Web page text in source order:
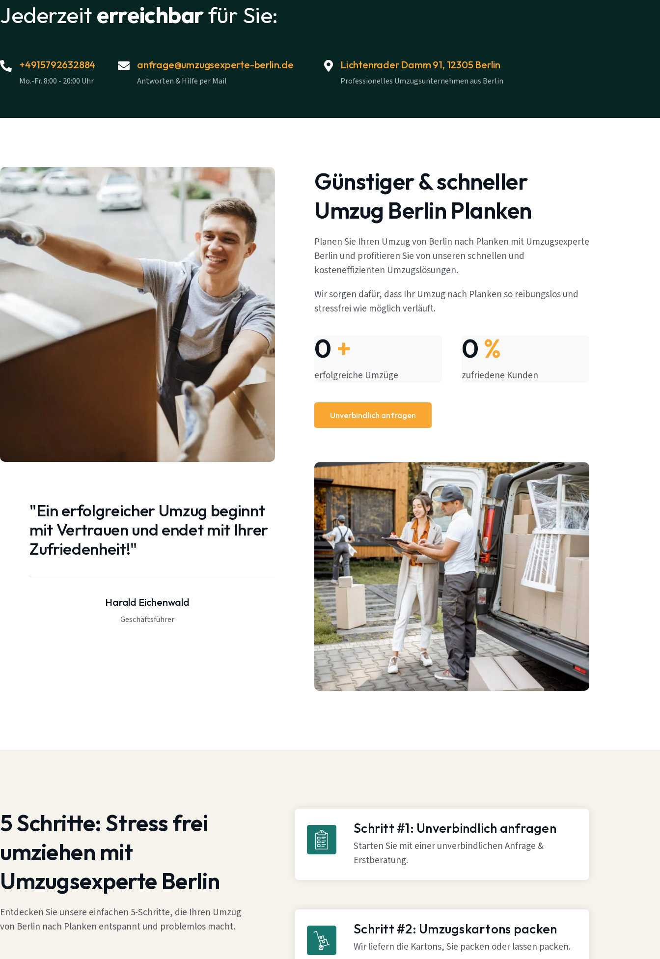
Jederzeiterreichbarfür Sie:
+4915792632884
Mo.-Fr. 8:00 - 20:00 Uhr
anfrage@umzugsexperte-berlin.de
Antworten & Hilfe per Mail
Lichtenrader Damm 91, 12305 Berlin
Professionelles Umzugsunternehmen aus Berlin
"Ein erfolgreicher Umzug beginnt
mit Vertrauen und endet mit Ihrer
Zufriedenheit!"
Harald Eichenwald
Geschäftsführer
Günstiger & schneller
Umzug Berlin Planken
Planen Sie Ihren Umzug von Berlin nach Planken mit Umzugsexperte
Berlin und profitieren Sie von unseren schnellen und
kosteneffizienten Umzugslösungen.
Wir sorgen dafür, dass Ihr Umzug nach Planken so reibungslos und
stressfrei wie möglich verläuft.
0 +
erfolgreiche Umzüge
0 %
zufriedene Kunden
Unverbindlich anfragen
5 Schritte: Stress frei
umziehen mit
Umzugsexperte Berlin
Entdecken Sie unsere einfachen 5-Schritte, die Ihren Umzug
von Berlin nach Planken entspannt und problemlos macht.
Schritt #1: Unverbindlich anfragen
Starten Sie mit einer unverbindlichen Anfrage &
Erstberatung.
Schritt #2: Umzugskartons packen
Wir liefern die Kartons, Sie packen oder lassen packen.